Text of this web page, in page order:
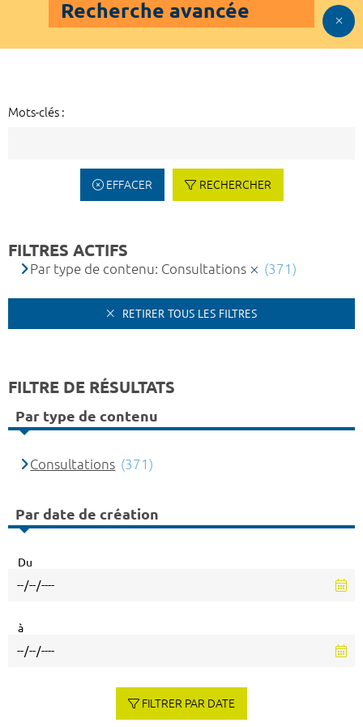
Recherche avancée
Mots-clés :
EFFACER RECHERCHER
FILTRES ACTIFS
Par type de contenu: Consultations (371)
RETIRER TOUS LES FILTRES
FILTRE DE RÉSULTATS
Par type de contenu
Consultations (371)
Par date de création
Du
à
FILTRER PAR DATE